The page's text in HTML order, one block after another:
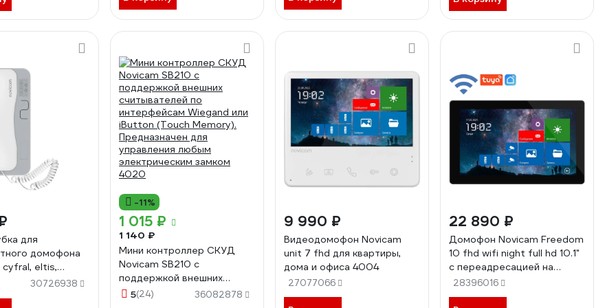
для
домофона
cyfral, eltis,
Novicam с
30726938
-11%
1 015 ₽
1 140 ₽
Мини контроллер СКУД
Novicam SB210 c
поддержкой внешних
считывателей по
5(24) 36082878
9 990 ₽
Видеодомофон Novicam
unit 7 fhd для квартиры,
дома и офиса 4004
27077066
22 890 ₽
Домофон Novicam Freedom
10 fhd wifi night full hd 10.1"
c переадресацией на
смартфон v. 4480
28396016